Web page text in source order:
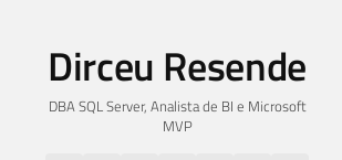
Dirceu Resende
DBA SQL Server, Analista de BI e Microsoft
MVP